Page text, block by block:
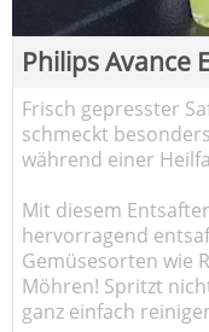
Philips Avance
Frisch gepresster
schmeckt
während einer
Mit diesem
hervorragend
Gemüsesorten wie
Möhren! Spritzt
ganz einfach